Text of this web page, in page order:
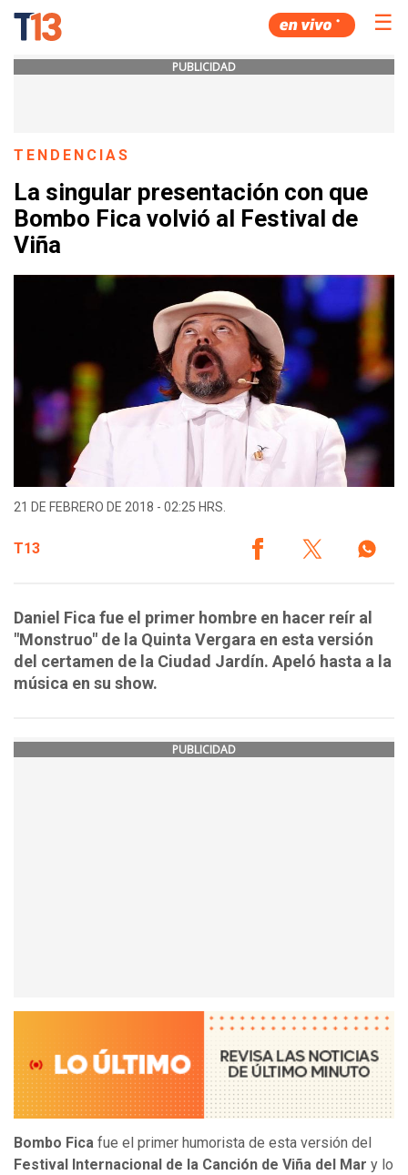
☰
PUBLICIDAD
TENDENCIAS
La singular presentación con que
Bombo Fica volvió al Festival de
Viña
21 DE FEBRERO DE 2018 - 02:25 HRS.
T13
Daniel Fica fue el primer hombre en hacer reír al
"Monstruo" de la Quinta Vergara en esta versión
del certamen de la Ciudad Jardín. Apeló hasta a la
música en su show.
PUBLICIDAD
Bombo Fica fue el primer humorista de esta versión del
Festival Internacional de la Canción de Viña del Mar y lo